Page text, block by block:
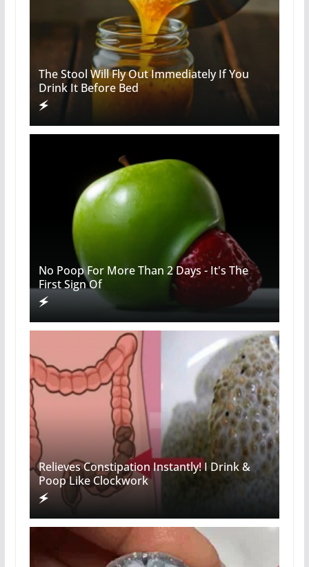
The Stool Will Fly Out Immediately If You
Drink It Before Bed
No Poop For More Than 2 Days - It's The
First Sign Of
Relieves Constipation Instantly! I Drink &
Poop Like Clockwork